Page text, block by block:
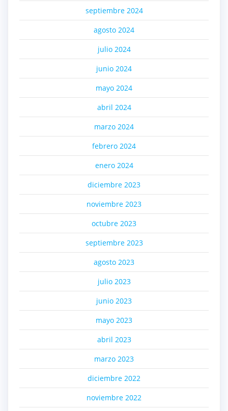
septiembre 2024
agosto 2024
julio 2024
junio 2024
mayo 2024
abril 2024
marzo 2024
febrero 2024
enero 2024
diciembre 2023
noviembre 2023
octubre 2023
septiembre 2023
agosto 2023
julio 2023
junio 2023
mayo 2023
abril 2023
marzo 2023
diciembre 2022
noviembre 2022